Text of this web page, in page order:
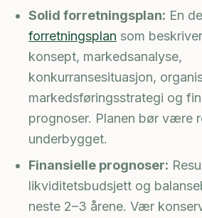
Solid forretningsplan: En
forretningsplan som
konsept, markedsanalyse,
konkurransesituasjon,
markedsføringsstrategi og
prognoser. Planen bør være
underbygget.
Finansielle prognoser:
likviditetsbudsjett og
neste 2–3 årene. Vær